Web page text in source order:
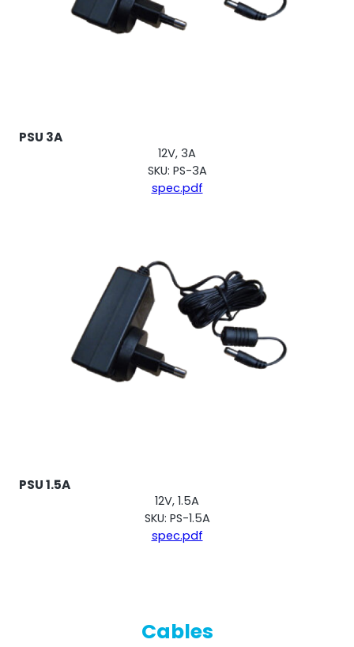
PSU 3A
12V, 3A
SKU: PS-3A
spec.pdf
PSU 1.5A
12V, 1.5A
SKU: PS-1.5A
spec.pdf
Cables